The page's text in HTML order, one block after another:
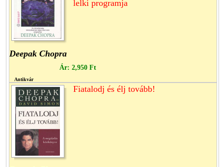
lelki programja
Deepak Chopra
Ár: 2,950 Ft
Antikvár
Fiatalodj és élj tovább!